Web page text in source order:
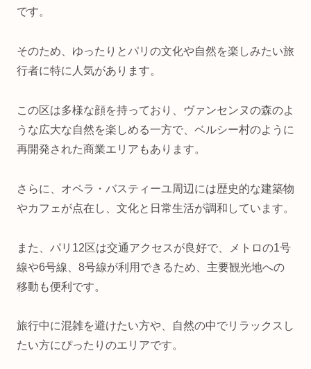
です。
そのため、ゆったりとパリの文化や自然を楽しみたい旅
行者に特に人気があります。
この区は多様な顔を持っており、ヴァンセンヌの森のよ
うな広大な自然を楽しめる一方で、ベルシー村のように
再開発された商業エリアもあります。
さらに、オペラ・バスティーユ周辺には歴史的な建築物
やカフェが点在し、文化と日常生活が調和しています。
また、パリ12区は交通アクセスが良好で、メトロの1号
線や6号線、8号線が利用できるため、主要観光地への
移動も便利です。
旅行中に混雑を避けたい方や、自然の中でリラックスし
たい方にぴったりのエリアです。